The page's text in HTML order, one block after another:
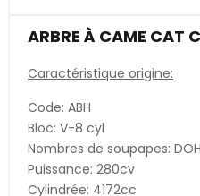
ARBRE À CAME CAT
Caractéristique origine:
Code: ABH
Bloc: V-8 cyl
Nombres de soupapes:
Puissance: 280cv
Cylindrée: 4172cc